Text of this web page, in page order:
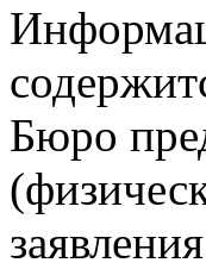
Бюро